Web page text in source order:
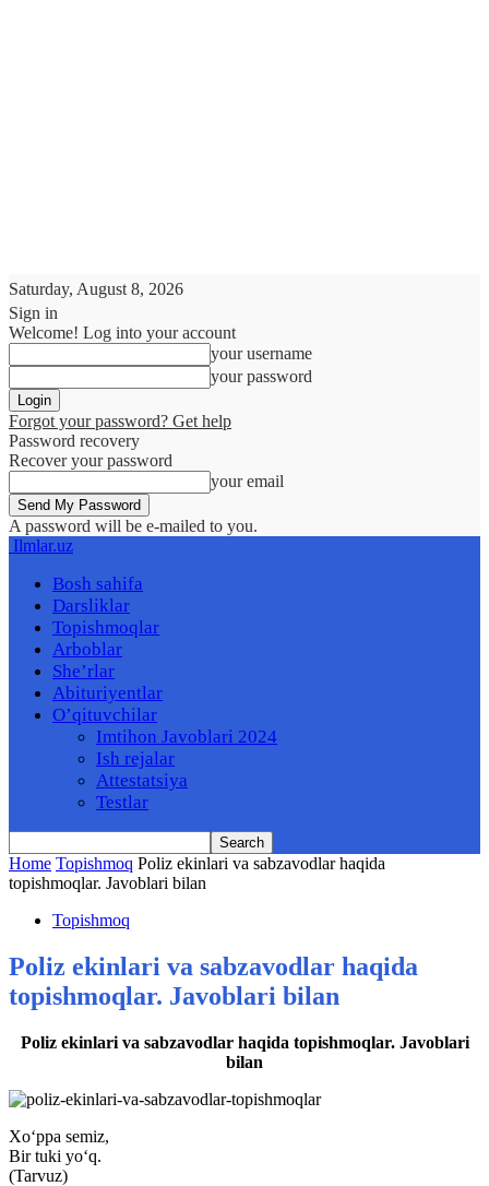
Saturday, August 8, 2026
Sign in
Welcome! Log into your account
your username
your password
Forgot your password? Get help
Password recovery
Recover your password
your email
A password will be e-mailed to you.
Ilmlar.uz
Bosh sahifa
Darsliklar
Topishmoqlar
Arboblar
She’rlar
Abituriyentlar
O’qituvchilar
Imtihon Javoblari 2024
Ish rejalar
Attestatsiya
Testlar
Home Topishmoq Poliz ekinlari va sabzavodlar haqida
topishmoqlar. Javoblari bilan
Topishmoq
Poliz ekinlari va sabzavodlar haqida
topishmoqlar. Javoblari bilan
Poliz ekinlari va sabzavodlar haqida topishmoqlar. Javoblari
bilan
Xo‘ppa semiz,
Bir tuki yo‘q.
(Tarvuz)